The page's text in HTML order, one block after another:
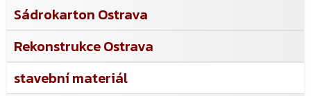
Sádrokarton Ostrava
Rekonstrukce Ostrava
stavební materiál